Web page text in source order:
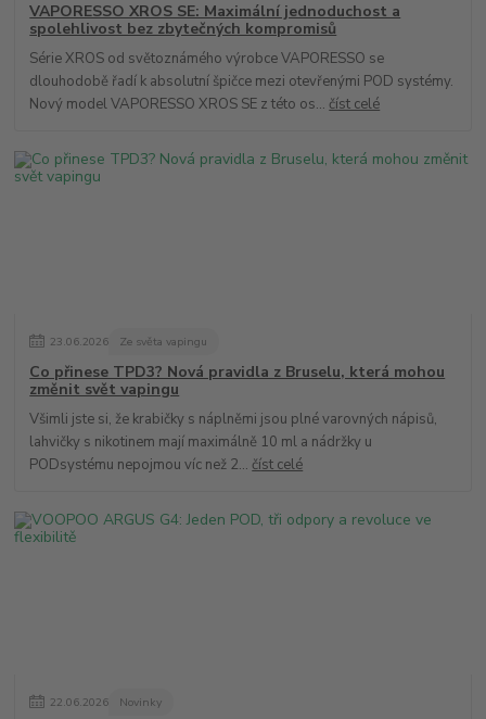
VAPORESSO XROS SE: Maximální jednoduchost a
spolehlivost bez zbytečných kompromisů
Série XROS od světoznámého výrobce VAPORESSO se
dlouhodobě řadí k absolutní špičce mezi otevřenými POD systémy.
Nový model VAPORESSO XROS SE z této os... číst celé
23.06.2026 Ze světa vapingu
Co přinese TPD3? Nová pravidla z Bruselu, která mohou
změnit svět vapingu
Všimli jste si, že krabičky s náplněmi jsou plné varovných nápisů,
lahvičky s nikotinem mají maximálně 10 ml a nádržky u
PODsystému nepojmou víc než 2... číst celé
22.06.2026 Novinky